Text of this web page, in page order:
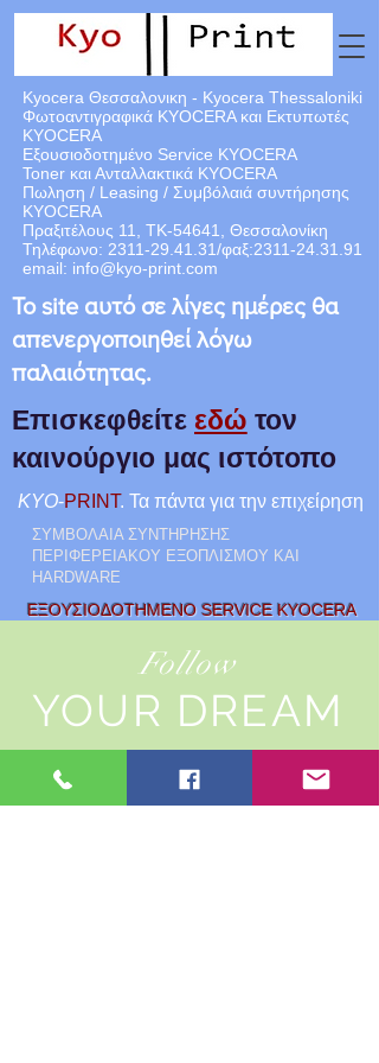
ΕΞΟΥΣΙΟΔΟΤΗΜΕΝΟ SERVICE KYOCERA
Kyocera Θεσσαλονικη - Kyocera Thessaloniki
Φωτοαντιγραφικά KYOCERA και Εκτυπωτές
KYOCERA
Εξουσιοδοτημένο Service KYOCERA
Toner και Ανταλλακτικά KYOCERA
Πωληση / Leasing / Συμβόλαιά συντήρησης
KYOCERA
Πραξιτέλους 11, ΤΚ-54641, Θεσσαλονίκη
Τηλέφωνο: 2311-29.41.31/φαξ:2311-24.31.91
email: info@kyo-print.com
KYO-PRINT. Τα πάντα για την επιχείρηση
ΣΥΜΒΟΛΑΙΑ ΣΥΝΤΗΡΗΣΗΣ
ΠΕΡΙΦΕΡΕΙΑΚΟΥ ΕΞΟΠΛΙΣΜΟΥ ΚΑΙ
HARDWARE
Το site αυτό σε λίγες ημέρες θα
απενεργοποιηθεί λόγω
παλαιότητας.
Επισκεφθείτε εδώ τον
καινούργιο μας ιστότοπο
LEASING
Follow
YOUR DREAM